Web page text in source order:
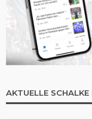
AKTUELLE SCHALKE